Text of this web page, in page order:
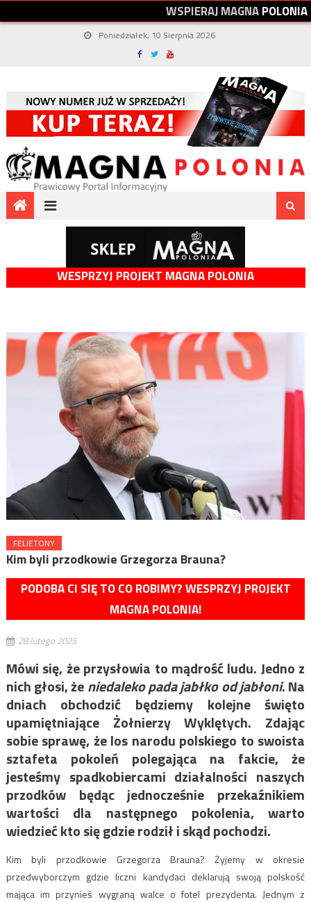
WSPIERAJMAGNAPOLONIA
Poniedziałek, 10 Sierpnia 2026
WESPRZYJ PROJEKT MAGNA POLONIA
FELIETONY
Kim byli przodkowie Grzegorza Brauna?
PODOBA CI SIĘ TO CO ROBIMY? WESPRZYJ PROJEKT
MAGNA POLONIA!
28 lutego 2025
Mówi się, że przysłowia to mądrość ludu. Jedno z
nich głosi, żeniedaleko pada jabłko od jabłoni. Na
dniach obchodzić będziemy kolejne święto
upamiętniające Żołnierzy Wyklętych. Zdając
sobie sprawę, że los narodu polskiego to swoista
sztafeta pokoleń polegająca na fakcie, że
jesteśmy spadkobiercami działalności naszych
przodków będąc jednocześnie przekaźnikiem
wartości dla następnego pokolenia, warto
wiedzieć kto się gdzie rodził i skąd pochodzi.
Kim byli przodkowie Grzegorza Brauna? Żyjemy w okresie
przedwyborczym gdzie liczni kandydaci deklarują swoją polskość
mająca im przynieś wygraną walce o fotel prezydenta. Jednym z